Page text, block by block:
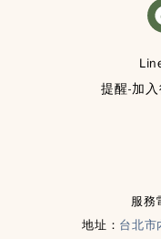
提醒-加
服務
地址： 台北